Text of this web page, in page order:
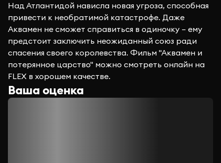
Над Атлантидой нависла новая угроза, способная
привести к необратимой катастрофе. Даже
Аквамен не сможет справиться в одиночку – ему
предстоит заключить неожиданный союз ради
спасения своего королевства. Фильм "Аквамен и
потерянное царство" можно смотреть онлайн на
FLEX в хорошем качестве.
Ваша оценка